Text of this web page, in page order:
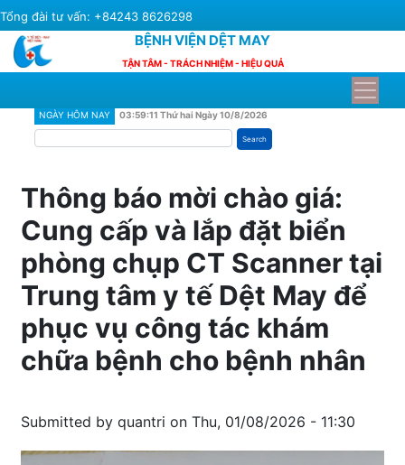
Skip
to
main
content
Tổng đài tư vấn: +84243 8626298
BỆNH VIỆN DỆT MAY
TẬN TÂM - TRÁCH NHIỆM - HIỆU QUẢ
NGÀY HÔM NAY 03:59:11 Thứ hai Ngày 10/8/2026
Thông báo mời chào giá:
Cung cấp và lắp đặt biển
phòng chụp CT Scanner tại
Trung tâm y tế Dệt May để
phục vụ công tác khám
chữa bệnh cho bệnh nhân
Submitted by quantri on Thu, 01/08/2026 - 11:30